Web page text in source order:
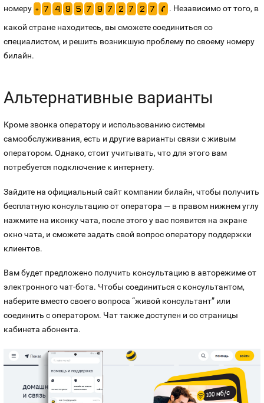
номеру + 7 4 9 5 7 9 7 2 7 2 7 p . Независимо от того, в
какой стране находитесь, вы сможете соединиться со
специалистом, и решить возникшую проблему по своему номеру
билайн.
Альтернативные варианты
Кроме звонка оператору и использованию системы
самообслуживания, есть и другие варианты связи с живым
оператором. Однако, стоит учитывать, что для этого вам
потребуется подключение к интернету.
Зайдите на официальный сайт компании билайн, чтобы получить
бесплатную консультацию от оператора — в правом нижнем углу
нажмите на иконку чата, после этого у вас появится на экране
окно чата, и сможете задать свой вопрос оператору поддержки
клиентов.
Вам будет предложено получить консультацию в авторежиме от
электронного чат-бота. Чтобы соединиться с консультантом,
наберите вместо своего вопроса “живой консультант” или
соединить с оператором. Чат также доступен и со страницы
кабинета абонента.